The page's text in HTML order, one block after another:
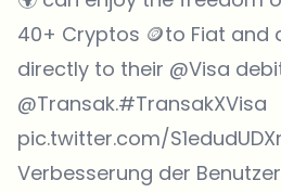
40+ Cryptos 🪙to Fiat and
directly to their @Visa
@Transak.#TransakXVisa
pic.twitter.com/
Verbesserung der